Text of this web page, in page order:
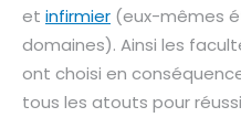
et infirmier (eux-mêmes
domaines). Ainsi les
ont choisi en
tous les atouts pour